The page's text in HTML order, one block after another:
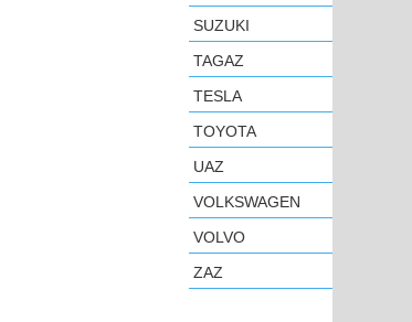
SUZUKI
TAGAZ
TESLA
TOYOTA
UAZ
VOLKSWAGEN
VOLVO
ZAZ